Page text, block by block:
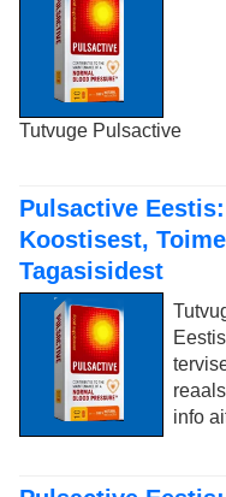
Tutvuge Pulsactive
Pulsactive
Koostisest,
Tagasisidest
info